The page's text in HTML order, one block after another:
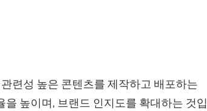
련성 높은 콘텐츠를 제작하고 배포하는
높이며, 브랜드 인지도를 확대하는 것입